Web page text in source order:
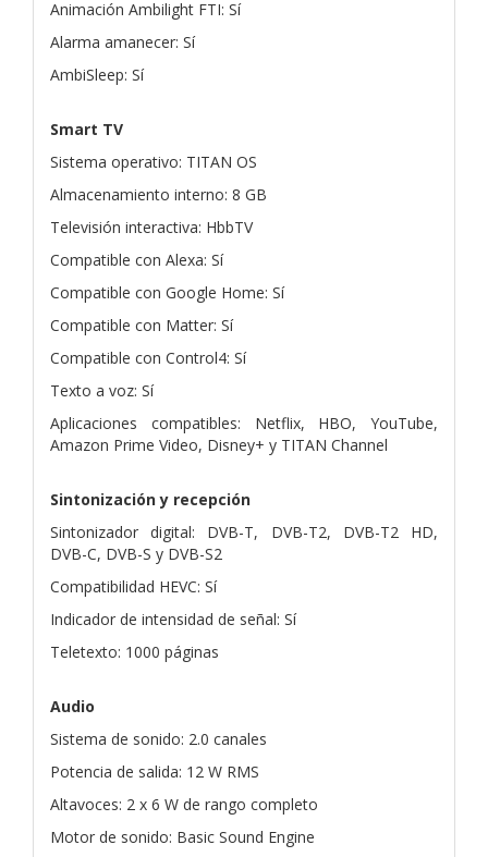
Animación Ambilight FTI: Sí
Alarma amanecer: Sí
AmbiSleep: Sí
Smart TV
Sistema operativo: TITAN OS
Almacenamiento interno: 8 GB
Televisión interactiva: HbbTV
Compatible con Alexa: Sí
Compatible con Google Home: Sí
Compatible con Matter: Sí
Compatible con Control4: Sí
Texto a voz: Sí
Aplicaciones compatibles: Netflix, HBO, YouTube,
Amazon Prime Video, Disney+ y TITAN Channel
Sintonización y recepción
Sintonizador digital: DVB-T, DVB-T2, DVB-T2 HD,
DVB-C, DVB-S y DVB-S2
Compatibilidad HEVC: Sí
Indicador de intensidad de señal: Sí
Teletexto: 1000 páginas
Audio
Sistema de sonido: 2.0 canales
Potencia de salida: 12 W RMS
Altavoces: 2 x 6 W de rango completo
Motor de sonido: Basic Sound Engine